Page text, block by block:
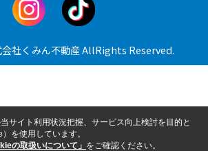
社くみん不動産 AllRights Reserved.
サイト利用状況把握、サービス向上検討を目的と
を使用しています。
の取扱いについて」 をご確認ください。